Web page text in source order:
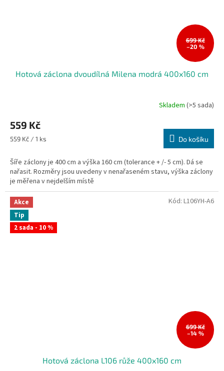
699 Kč
–20 %
Hotová záclona dvoudílná Milena modrá 400x160 cm
Skladem (>5 sada)
559 Kč
Měrná
559 Kč / 1 ks Do košíku
Šíře záclony je 400 cm a výška 160 cm (tolerance + /- 5 cm). Dá se
nařasit. Rozměry jsou uvedeny v nenařaseném stavu, výška záclony
je měřena v nejdelším místě
Akce
Tip
2 sada - 10 %
699 Kč
–14 %
Hotová záclona L106 růže 400x160 cm
Kód: L106YH-A6